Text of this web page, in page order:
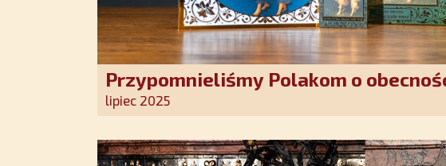
Przypomnieliśmy Polakom o
Stróża!
lipiec 2025